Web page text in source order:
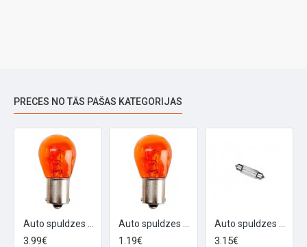
PRECES NO TĀS PAŠAS KATEGORIJAS
3.99€ 1.19€ 3.15€